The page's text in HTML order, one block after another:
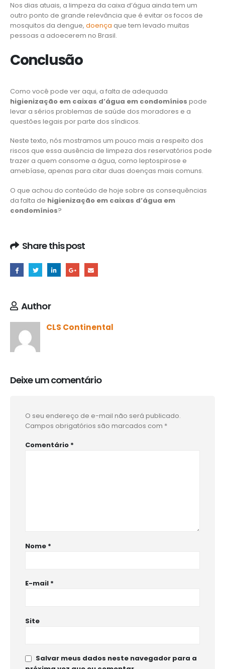
Nos dias atuais, a limpeza da caixa d’água ainda tem um
outro ponto de grande relevância que é evitar os focos de
mosquitos da dengue, doença que tem levado muitas
pessoas a adoecerem no Brasil.
Conclusão
Como você pode ver aqui, a falta de adequada
higienização em caixas d’água em condomínios pode
levar a sérios problemas de saúde dos moradores e a
questões legais por parte dos síndicos.
Neste texto, nós mostramos um pouco mais a respeito dos
riscos que essa ausência de limpeza dos reservatórios pode
trazer a quem consome a água, como leptospirose e
amebíase, apenas para citar duas doenças mais comuns.
O que achou do conteúdo de hoje sobre as consequências
da falta de higienização em caixas d’água em
condomínios?
Share this post
Author
CLS Continental
Deixe um comentário
O seu endereço de e-mail não será publicado.
Campos obrigatórios são marcados com *
Comentário *
Nome *
E-mail *
Site
Salvar meus dados neste navegador para a